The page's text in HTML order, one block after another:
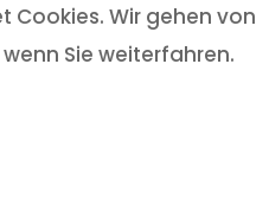
Cookies. Wir gehen von
Sie weiterfahren.